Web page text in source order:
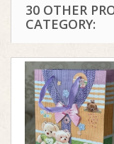
30 OTHER
CATEGORY: